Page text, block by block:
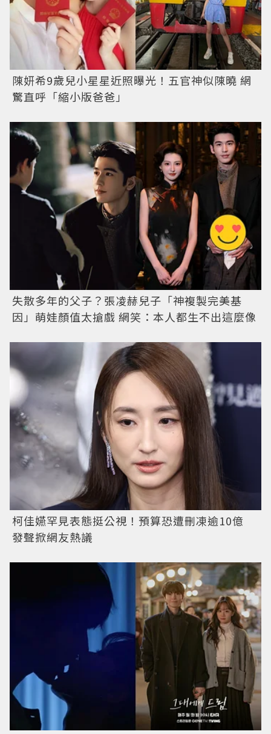
陳妍希9歲兒小星星近照曝光！五官神似陳曉 網
驚直呼「縮小版爸爸」
失散多年的父子？張凌赫兒子「神複製完美基
因」萌娃顏值太搶戲 網笑：本人都生不出這麼像
柯佳嬿罕見表態挺公視！預算恐遭刪凍逾10億
發聲掀網友熱議